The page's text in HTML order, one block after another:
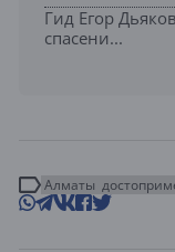
Гид Егор
спасени...
Алматы